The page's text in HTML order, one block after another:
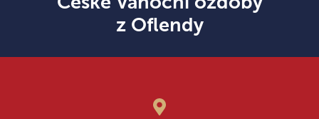
z Oflendy